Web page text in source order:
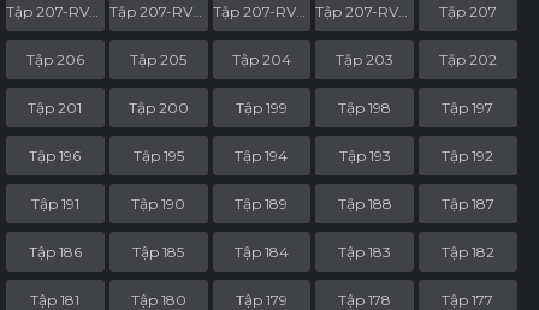
Tập 207-RV05 Tập 207-RV04 Tập 207
Tập 206 Tập 205 Tập 204 Tập 203 Tập 202
Tập 201 Tập 200 Tập 199 Tập 198 Tập 197
Tập 196 Tập 195 Tập 194 Tập 193 Tập 192
Tập 191 Tập 190 Tập 189 Tập 188 Tập 187
Tập 186 Tập 185 Tập 184 Tập 183 Tập 182
Tập 181 Tập 180 Tập 179 Tập 178 Tập 177